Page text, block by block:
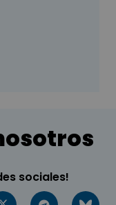
sociales!